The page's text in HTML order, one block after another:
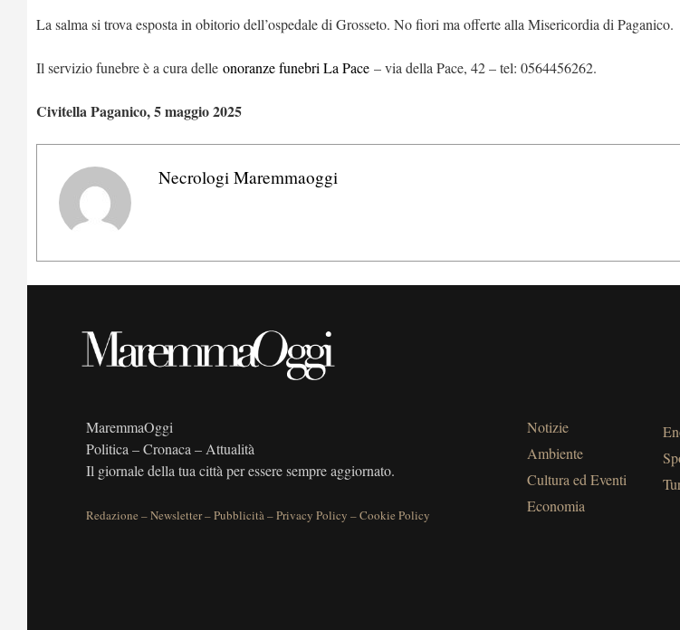
La salma si trova esposta in obitorio dell’ospedale di Grosseto. No fiori ma offerte alla Misericordia di Paganico.
Il servizio funebre è a cura delle onoranze funebri La Pace – via della Pace, 42 – tel: 0564456262.
Civitella Paganico, 5 maggio 2025
Necrologi Maremmaoggi
MaremmaOggi
Politica – Cronaca – Attualità
Il giornale della tua città per essere sempre aggiornato.
Redazione –Newsletter–Pubblicità–Privacy Policy –Cookie Policy
Notizie
Ambiente
Cultura ed Eventi
Economia